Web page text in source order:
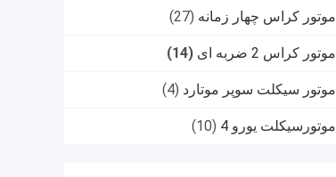
موتور کراس چهار زمانه (27)
موتور کراس 2 ضربه ای (14)
موتور سیکلت سوپر موتارد (4)
موتورسیکلت یورو 4 (10)